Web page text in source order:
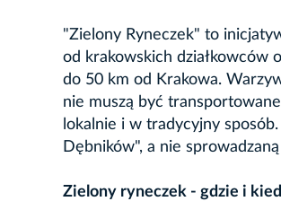
"Zielony Ryneczek" to
od krakowskich działkowców
do 50 km od Krakowa.
nie muszą być
lokalnie i w tradycyjny
Dębników", a nie
Zielony ryneczek - gdzie i